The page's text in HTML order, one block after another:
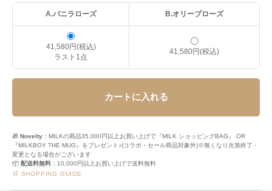
A.バニラローズ B.オリーブローズ
41,580円(税込)
ラスト1点
41,580円(税込)
カートに入れる
🎁 Novelty ：MILKの商品35,000円以上お買い上げで『MILK ショッピングBAG』 OR
『MILKBOY THE MUG』をプレゼント♪(コラボ・セール商品対象外)※無くなり次第終了・
変更となる場合がございます
📦 配送料無料 ：10,000円以上お買い上げで送料無料
🛒 SHOPPING GUIDE